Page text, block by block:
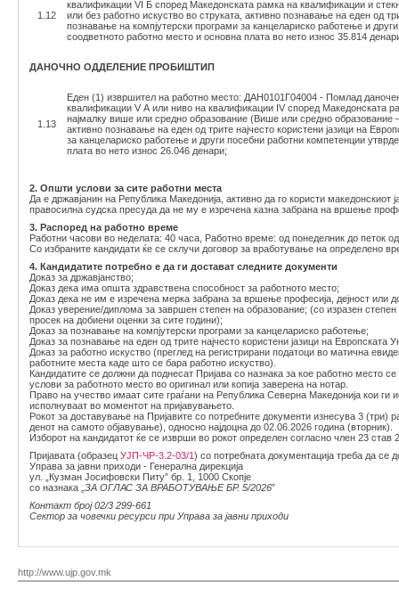
1.12
квалификации VI Б според Македонската рамка на квалификации и
или без работно искуство во струката, активно познавање на еден од
познавање на компјутерски програми за канцелариско работење и
соодветното работно место и основна плата во нето износ 35.814
ДАНОЧНО ОДДЕЛЕНИЕ ПРОБИШТИП
1.13
Еден (1) извршител на работно место: ДАН0101Г04004 - Помлад
квалификации V А или ниво на квалификации IV според
најмалку више или средно образование (Више или средно образование
активно познавање на еден од трите најчесто користени јазици на
за канцелариско работење и други посебни работни компетенции
плата во нето износ 26.046 денари;
2. Општи услови за сите работни места
Да е државјанин на Република Македонија, активно да го користи
правосилна судска пресуда да не му е изречена казна забрана на вршење
3. Распоред на работно време
Работни часови во неделата: 40 часа, Работно време: од понеделник до петок
Со избраните кандидати ќе се склучи договор за вработување на определено
4. Кандидатите потребно е да ги достават следните документи
Доказ за државјанство;
Доказ дека има општа здравствена способност за работното место;
Доказ дека не им е изречена мерка забрана за вршење професија, дејност или
Доказ уверение/диплома за завршен степен на образование; (со изразен
просек на добиени оценки за сите години);
Доказ за познавање на компјутерски програми за канцелариско работење;
Доказ за познавање на еден од трите најчесто користени јазици на Европската
Доказ за работно искуство (преглед на регистрирани податоци во матична
работните места каде што се бара работно искуство).
Кандидатите се должни да поднесат Пријава со назнака за кое работно место
услови за работното место во оригинал или копија заверена на нотар.
Право на учество имаат сите граѓани на Република Северна Македонија кои ги
исполнуваат во моментот на пријавувањето.
Рокот за доставување на Пријавите со потребните документи изнесува 3 (три)
денот на самото објавување), односно најдоцна до 02.06.2026 година (вторник).
Изборот на кандидатот ќе се изврши во рокот определен согласно член 23 став
Пријавата (образец УЈП-ЧР-3.2-03/1) со потребната документација треба да се
Управа за јавни приходи - Генерална дирекција
ул. „Кузман Јосифовски Питу” бр. 1, 1000 Скопје
со назнака „ ЗА ОГЛАС ЗА ВРАБОТУВАЊЕ БР. 5/2026”
Контакт број 02/3 299-661
Сектор за човечки ресурси при Управа за јавни приходи
http://www.ujp.gov.mk